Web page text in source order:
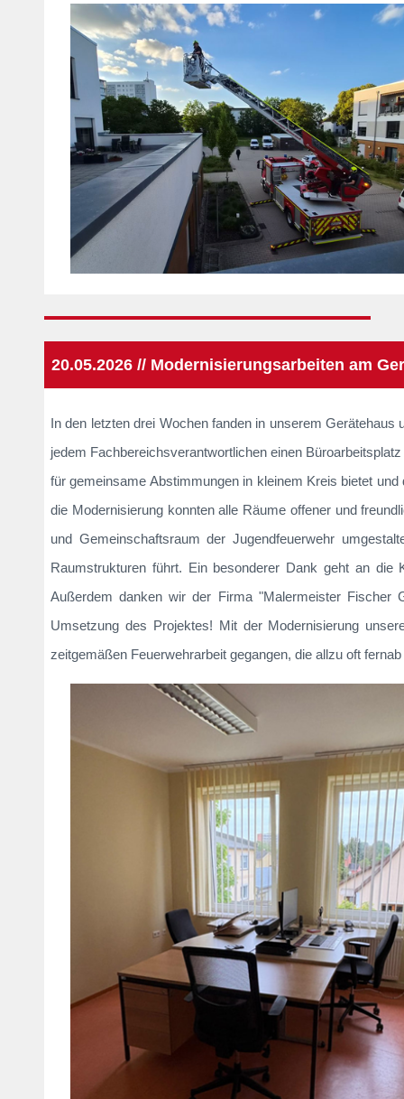
20.05.2026 // Modernisierungsarbeiten am
In den letzten drei Wochen fanden in unserem
jedem Fachbereichsverantwortlichen einen
für gemeinsame Abstimmungen in kleinem Kreis bietet
die Modernisierung konnten alle Räume offener und
und Gemeinschaftsraum der Jugendfeuerwehr
Raumstrukturen führt. Ein besonderer Dank geht an die
Außerdem danken wir der Firma "Malermeister Fischer
Umsetzung des Projektes! Mit der Modernisierung
zeitgemäßen Feuerwehrarbeit gegangen, die allzu oft